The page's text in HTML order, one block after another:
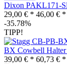
Dixon PAKL171-
29,00 € * 46,00 € *
-35.78%
TIPP!
BX Cowbell Halter
39,00 € * 60,73 € *